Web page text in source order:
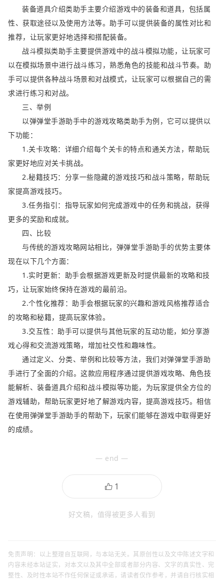
装备道具介绍类助手主要介绍游戏中的装备和道具，包括属
性、获取途径以及使用方法等。助手可以提供装备的属性对比和
推荐，让玩家更好地选择和搭配装备。
战斗模拟类助手主要提供游戏中的战斗模拟功能，让玩家可
以在模拟场景中进行战斗练习，熟悉角色的技能和战斗节奏。助
手可以提供各种战斗场景和对战模式，让玩家可以根据自己的需
求进行练习和对战。
三、举例
以弹弹堂手游助手中的游戏攻略类助手为例，它可以提供以
下功能：
1.关卡攻略：详细介绍每个关卡的特点和通关方法，帮助玩
家更好地应对关卡挑战。
2.秘籍技巧：分享一些隐藏的游戏技巧和战斗策略，帮助玩
家提高游戏技巧。
3.任务指引：指导玩家如何完成游戏中的任务和挑战，获得
更多的奖励和成就。
四、比较
与传统的游戏攻略网站相比，弹弹堂手游助手的优势主要体
现在以下几个方面：
1.实时更新：助手会根据游戏更新及时提供最新的攻略和技
巧，让玩家始终保持在游戏的最前沿。
2.个性化推荐：助手会根据玩家的兴趣和游戏风格推荐适合
的攻略和秘籍，提高玩家体验。
3.交互性：助手可以提供与其他玩家的互动功能，如分享游
戏心得和交流游戏策略，增加社交性和趣味性。
通过定义、分类、举例和比较等方法，我们对弹弹堂手游助
手进行了全面的介绍。这款应用程序通过提供游戏攻略、角色技
能解析、装备道具介绍和战斗模拟等功能，为玩家提供全方位的
游戏辅助，帮助玩家更好地了解游戏内容，提高游戏技巧。相信
在使用弹弹堂手游助手的帮助下，玩家们能够在游戏中取得更好
的成绩。
— end —
好文稿，值得被更多人看到
免责声明：以上整理自互联网，与本站无关。其原创性以及文中陈述文字和
内容未经本站证实，对本文以及其中全部或者部分内容、文字的真实性、完
整性、及时性本站不作任何保证或承诺，请读者仅作参考，并请自行核实相